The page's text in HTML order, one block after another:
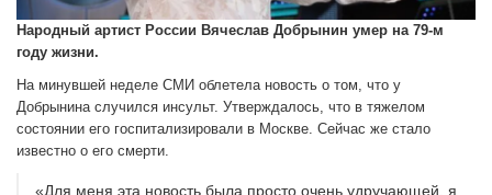
Народный артист России Вячеслав Добрынин умер на 79-м
году жизни.
На минувшей неделе СМИ облетела новость о том, что у
Добрынина случился инсульт. Утверждалось, что в тяжелом
состоянии его госпитализировали в Москве. Сейчас же стало
известно о его смерти.
«Для меня эта новость была просто очень удручающей, я